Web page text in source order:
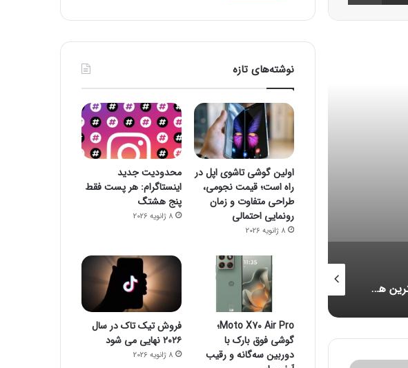
فضای مجازی
23 اکتبر 2022
شکست رکورد انتقال داده
۵ مورد از بزرگترین هک‌های تاریخ امنیت سایبری/ حلقه ازدواج هوشمندی که مراقب شماست/ احتمال بازبینی امنیتی آمریکا از قرارداد ماسک برای خرید توییتر
23 اکتبر 2022
جیمز وب از توده اسرار آمیز تصویربرداری کرد
نوشته‌های تازه
اولین گوشی تاشوی اپل در
راه است؛ قیمت نجومی،
طراحی متفاوت و زمان
رونمایی احتمالی
8 ژانویه 2026
محدودیت جدید
اینستاگرام: هر پست فقط
پنج هشتگ
8 ژانویه 2026
Moto X70 Air Pro؛
گوشی فوق بارک با
دوربین سه‌گانه و رقیب
فروش تیک تاک در سال
۲۰۲۶ نهایی می شود
8 ژانویه 2026